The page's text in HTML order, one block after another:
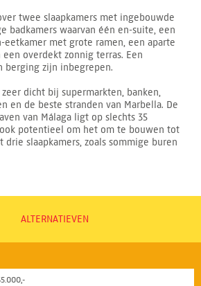
twee slaapkamers met ingebouwde
badkamers waarvan één en-suite, een
met grote ramen, een aparte
overdekt zonnig terras. Een
berging zijn inbegrepen.
dicht bij supermarkten, banken,
en de beste stranden van Marbella. De
van Málaga ligt op slechts 35
potentieel om het om te bouwen tot
drie slaapkamers, zoals sommige buren
ALTERNATIEVEN